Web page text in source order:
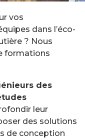
vos
dans l’éco-
? Nous
formations
des
leur
des solutions
de conception